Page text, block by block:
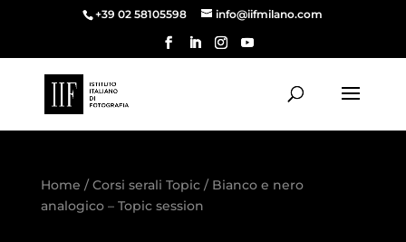
+39 02 58105598 info@iifmilano.com
Home /Corsi serali Topic/ Bianco e nero
analogico – Topic session